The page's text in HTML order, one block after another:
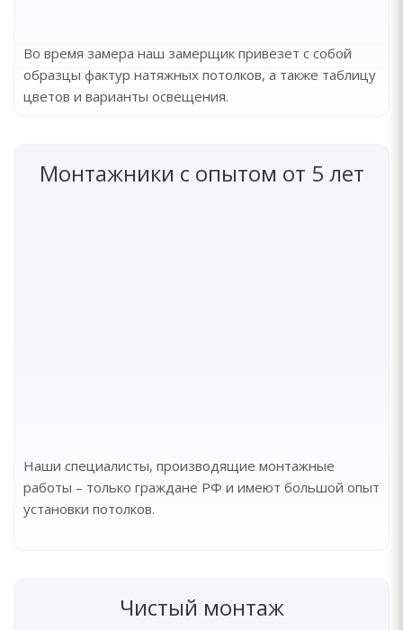
Во время замера наш замерщик привезет с собой
образцы фактур натяжных потолков, а также таблицу
цветов и варианты освещения.
Монтажники с опытом от 5 лет
Наши специалисты, производящие монтажные
работы – только граждане РФ и имеют большой опыт
установки потолков.
Чистый монтаж